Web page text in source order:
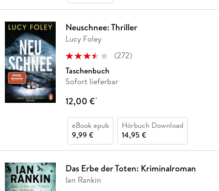
Neuschnee: Thriller
Lucy Foley
(272)
Taschenbuch
Sofort lieferbar
12,00 €*
eBook epub
9,99 €
Hörbuch Download
14,95 €
Das Erbe der Toten: Kriminalroman
Ian Rankin